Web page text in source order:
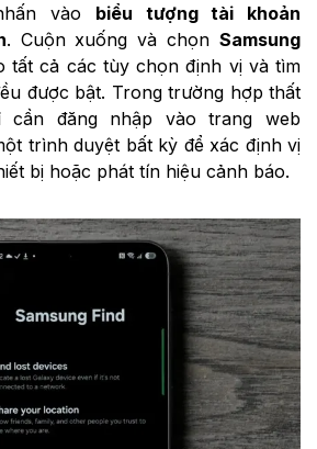
vào biểu tượng tài khoản
. Cuộn xuống và chọnSamsung
tất cả các tùy chọn định vị và tìm
được bật. Trong trường hợp thất
cần đăng nhập vào trang web
trình duyệt bất kỳ để xác định vị
bị hoặc phát tín hiệu cảnh báo.